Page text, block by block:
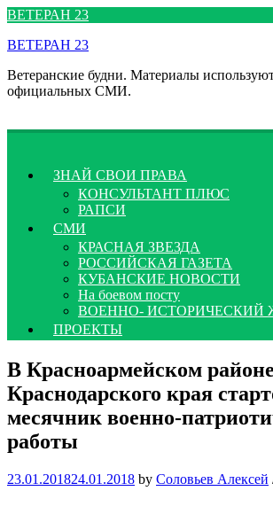
Перейти
содержимому
ВЕТЕРАН 23
ВЕТЕРАН 23
Ветеранские будни. Материалы
официальных СМИ.
ЗНАЙ СВОИ ПРАВА
КОНСУЛЬТАНТ ПЛЮС
РАПСИ
СМИ
КРАСНАЯ ЗВЕЗДА
РОССИЙСКАЯ ГАЗЕТА
КУБАНСКИЕ НОВОСТИ
На боевом посту
ВОЕННО- ИСТОРИЧЕСКИЙ
ПРОЕКТЫ
В Красноармейском районе
Краснодарского края
месячник военно-
работы
23.01.201824.01.2018 by Соловьев Алексей